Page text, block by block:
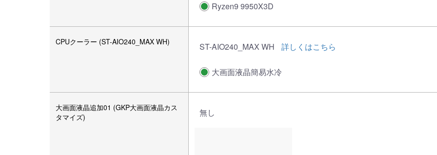
Ryzen9 9950X3D
CPUクーラー (ST-AIO240_MAX WH) ST-AIO240_MAX WH 詳しくはこちら
大画面液晶簡易水冷
大画面液晶追加01 (GKP大画面液晶カス
タマイズ)
無し